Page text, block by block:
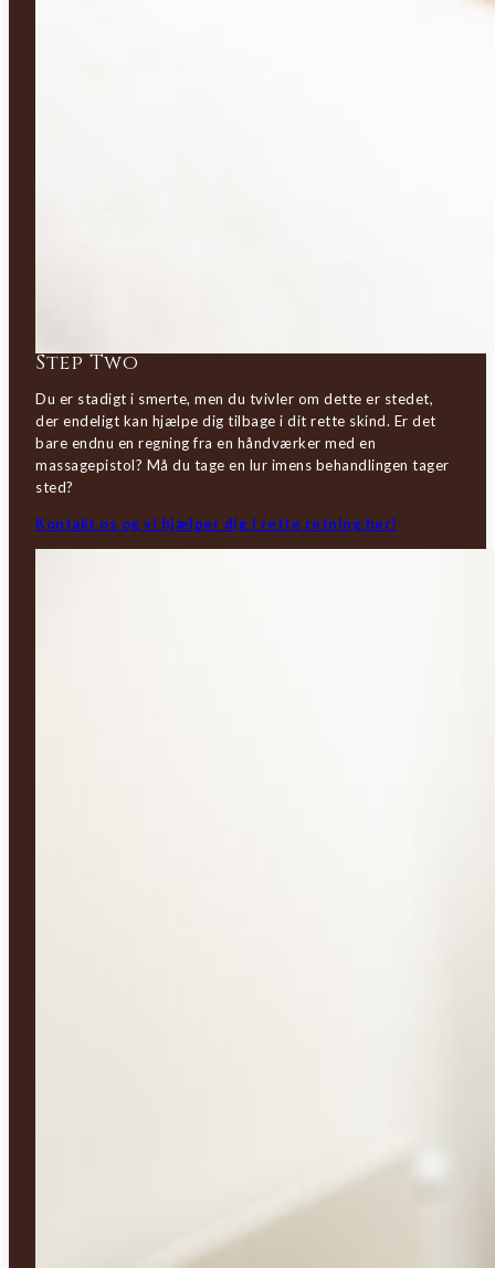
Step Two
Du er stadigt i smerte, men du tvivler om dette er stedet,
der endeligt kan hjælpe dig tilbage i dit rette skind. Er det
bare endnu en regning fra en håndværker med en
massagepistol? Må du tage en lur imens behandlingen tager
sted?
Kontakt os og vi hjælper dig i rette retning her!